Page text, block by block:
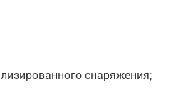
снаряжения;